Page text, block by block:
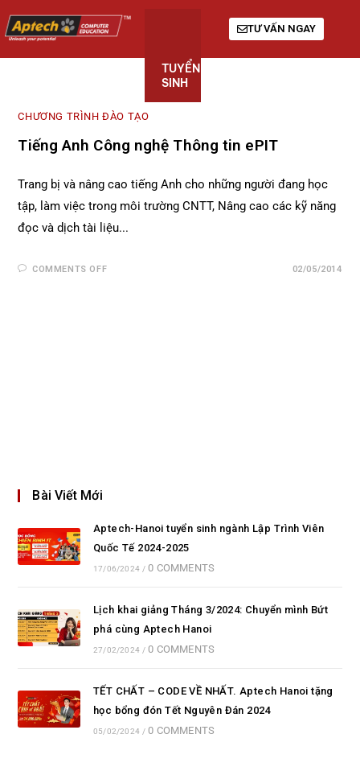
TUYỂN
SINH
TƯ VẤN NGAY
CHƯƠNG TRÌNH ĐÀO TẠO
Tiếng Anh Công nghệ Thông tin ePIT
Trang bị và nâng cao tiếng Anh cho những người đang học
tập, làm việc trong môi trường CNTT, Nâng cao các kỹ năng
đọc và dịch tài liệu...
COMMENTS OFF 02/05/2014
Bài Viết Mới
Aptech-Hanoi tuyển sinh ngành Lập Trình Viên
Quốc Tế 2024-2025
17/06/2024 / 0 COMMENTS
Lịch khai giảng Tháng 3/2024: Chuyển mình Bứt
phá cùng Aptech Hanoi
27/02/2024 / 0 COMMENTS
TẾT CHẤT – CODE VỀ NHẤT. Aptech Hanoi tặng
học bổng đón Tết Nguyên Đán 2024
05/02/2024 / 0 COMMENTS